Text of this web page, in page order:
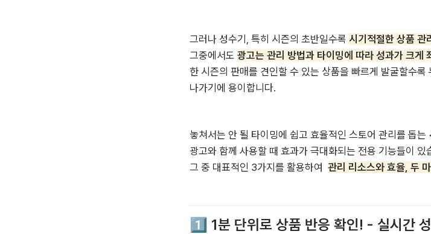
그러나 성수기, 특히 시즌의 초반일수록 시기적절한 상품 관
그중에서도 광고는 관리 방법과 타이밍에 따라 성과가 크게
한 시즌의 판매를 견인할 수 있는 상품을 빠르게 발굴할수
나가기에 용이합니다.
놓쳐서는 안 될 타이밍에 쉽고 효율적인 스토어 관리를 돕
광고와 함께 사용할 때 효과가 극대화되는 전용 기능들이 있
그 중 대표적인 3가지를 활용하여 관리 리소스와 효율, 두
1️⃣ 1분 단위로 상품 반응 확인! - 실시간